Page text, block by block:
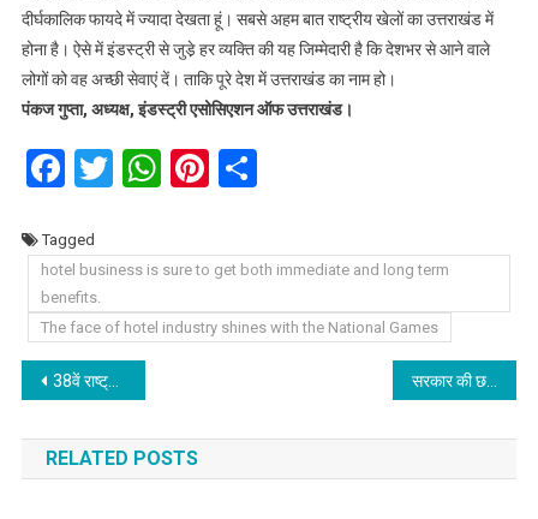
दीर्घकालिक फायदे में ज्यादा देखता हूं। सबसे अहम बात राष्ट्रीय खेलों का उत्तराखंड में
होना है। ऐसे में इंडस्ट्री से जुडे़ हर व्यक्ति की यह जिम्मेदारी है कि देशभर से आने वाले
लोगों को वह अच्छी सेवाएं दें। ताकि पूरे देश में उत्तराखंड का नाम हो।
पंकज गुप्ता, अध्यक्ष, इंडस्ट्री एसोसिएशन ऑफ उत्तराखंड।
Facebook
Twitter
WhatsApp
Pinterest
Share
Tagged
hotel business is sure to get both immediate and long term
benefits.
The face of hotel industry shines with the National Games
Post
navigation
38वें राष्ट्रीय खेलों के आयोजन हेतु पुलिस महानिदेशक ने की हाई लेवल मीटिंग, तैयारियों का लिया जायजा।
RELATED POSTS